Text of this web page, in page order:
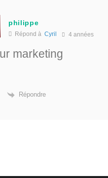
philippe
Répond à Cyril 4 années
marketing
Répondre